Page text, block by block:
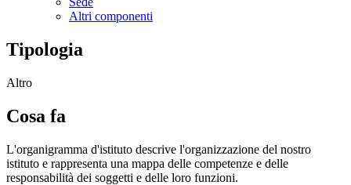
Altri componenti
Tipologia
Altro
Cosa fa
L'organigramma d'istituto descrive l'organizzazione del nostro
istituto e rappresenta una mappa delle competenze e delle
responsabilità dei soggetti e delle loro funzioni.